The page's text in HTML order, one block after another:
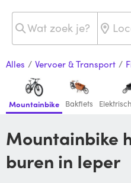
Alles / Vervoer & Transport /
Mountainbike Bakfiets
Mountainbike huren van je
buren in Ieper